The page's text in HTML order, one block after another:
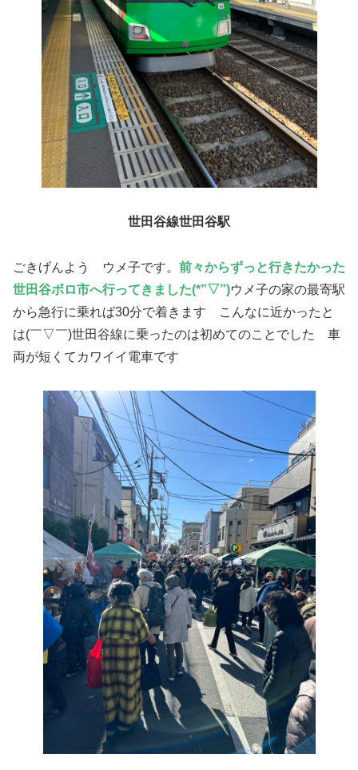
世田谷線世田谷駅
ごきげんよう ウメ子です。 前々からずっと行きたかった
世田谷ボロ市へ行ってきました(*”▽”)ウメ子の家の最寄駅
から急行に乗れば30分で着きます こんなに近かったと
は(￣▽￣)世田谷線に乗ったのは初めてのことでした 車
両が短くてカワイイ電車です